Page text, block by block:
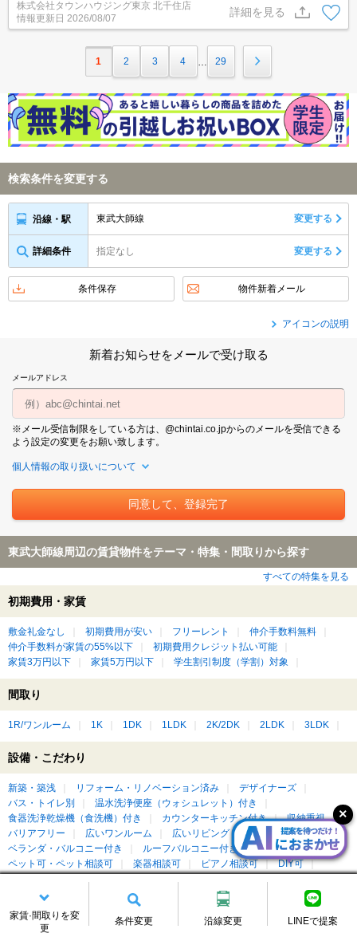
株式会社タウンハウジング東京 北千住店
情報更新日 2026/08/07
詳細を見る
1 2 3 4 29
家賃·間取りを変
更
条件変更 沿線変更 LINEで提案
検索条件を変更する
沿線・駅 東武大師線 変更する
詳細条件 指定なし 変更する
条件保存 物件新着メール
アイコンの説明
新着お知らせをメールで受け取る
メールアドレス
※メール受信制限をしている方は、@chintai.co.jpからのメールを受信できる
よう設定の変更をお願い致します。
個人情報の取り扱いについて
東武大師線周辺の賃貸物件をテーマ・特集・間取りから探す
すべての特集を見る
初期費用・家賃
敷金礼金なし 初期費用が安い フリーレント
仲介手数料無料
仲介手数料が家賃の55%以下
初期費用クレジット払い可能
家賃3万円以下
家賃5万円以下 学生割引制度（学割）対象
間取り
1R/ワンルーム 1K 1DK 1LDK 2K/2DK 2LDK 3LDK
設備・こだわり
新築・築浅 リフォーム・リノベーション済み
デザイナーズ
バス・トイレ別
温水洗浄便座（ウォシュレット）付き
食器洗浄乾燥機（食洗機）付き
カウンターキッチン付き
収納重視
バリアフリー
広いワンルーム
広いリビング・ダイニングがある
ベランダ・バルコニー付き
ルーフバルコニー付き
屋上付き
ペット可・ペット相談可
楽器相談可 ピアノ相談可 DIY可